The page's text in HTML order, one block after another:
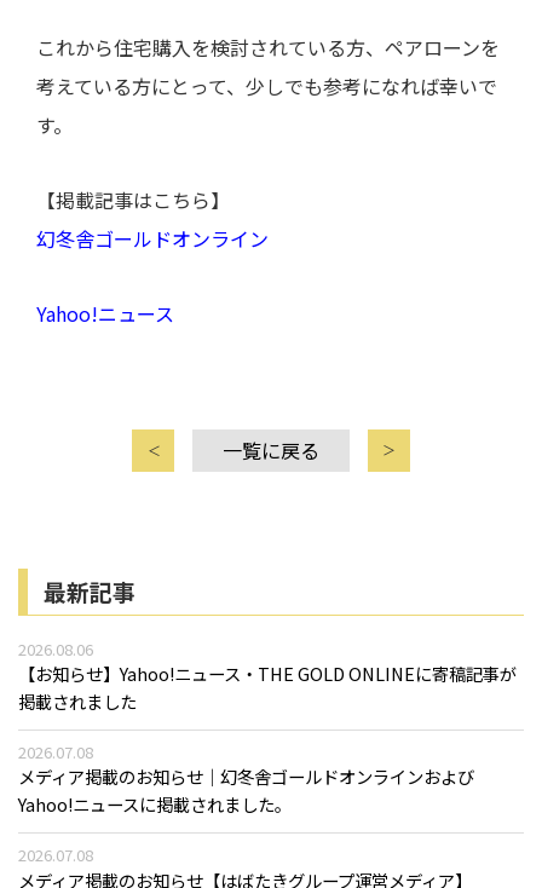
これから住宅購入を検討されている方、ペアローンを
考えている方にとって、少しでも参考になれば幸いで
す。
【掲載記事はこちら】
幻冬舎ゴールドオンライン
Yahoo!ニュース
一覧に戻る
最新記事
2026.08.06
【お知らせ】Yahoo!ニュース・THE GOLD ONLINEに寄稿記事が
掲載されました
2026.07.08
メディア掲載のお知らせ｜幻冬舎ゴールドオンラインおよび
Yahoo!ニュースに掲載されました。
2026.07.08
メディア掲載のお知らせ【はばたきグループ運営メディア】